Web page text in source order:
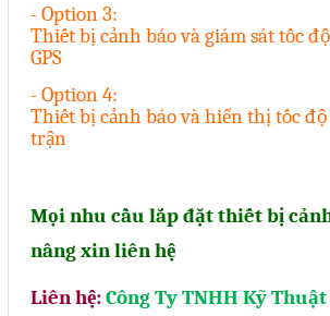
- Option 3:
Thiết bị cảnh báo và giám sát tốc
GPS
- Option 4:
Thiết bị cảnh báo và hiển thị tốc
trận
Mọi nhu cầu lắp đặt thiết bị
nâng xin liên hệ
Liên hệ:Công Ty TNHH Kỹ